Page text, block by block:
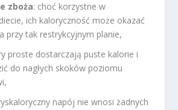
zboża: choć korzystne w
ich kaloryczność może okazać
przy tak restrykcyjnym planie,
proste dostarczają puste kalorie i
do nagłych skoków poziomu
napój nie wnosi żadnych